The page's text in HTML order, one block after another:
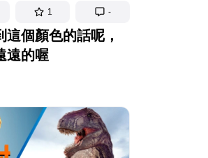
1 -
個顏色的話呢，
遠的喔